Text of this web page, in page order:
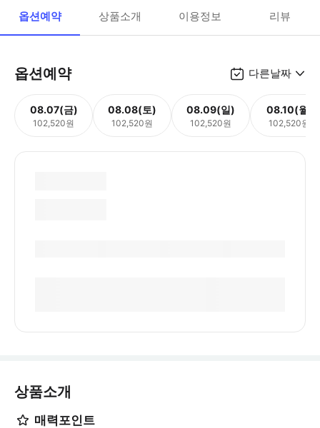
옵션예약 상품소개 이용정보 리뷰
옵션예약 다른날짜
08.07(금)
102,520원
08.08(토)
102,520원
08.09(일)
102,520원
08.10(월)
102,520원
상품소개
매력포인트